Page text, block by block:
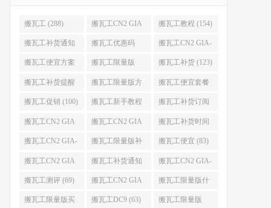
搬瓦工 (288) 搬瓦工CN2 GIA
(176)
搬瓦工教程 (154)
搬瓦工补货通知
(132)
搬瓦工优惠码
(131)
搬瓦工CN2 GIA-
E (130)
搬瓦工便宜方案
(128)
搬瓦工限量版
(126)
搬瓦工补货 (123)
搬瓦工补货提醒
(106)
搬瓦工限量版方
案 (106)
搬瓦工便宜套餐
(103)
搬瓦工促销 (100) 搬瓦工新手教程
(98)
搬瓦工补货订阅
(98)
搬瓦工CN2 GIA
便宜方案 (92)
搬瓦工CN2 GIA
限量版 (90)
搬瓦工补货时间
(89)
搬瓦工CN2 GIA-
E限量版 (84)
搬瓦工限量版补
货 (84)
搬瓦工便宜 (83)
搬瓦工CN2 GIA
优惠 (82)
搬瓦工补货通知
QQ群 (76)
搬瓦工CN2 GIA-
E便宜套餐 (76)
搬瓦工测评 (69) 搬瓦工CN2 GIA
限量版补货 (67)
搬瓦工限量版什
么时候补货 (67)
搬瓦工限量版买 搬瓦工DC9 (63) 搬瓦工限量版